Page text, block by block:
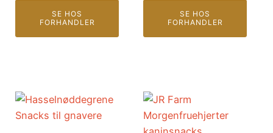
SE HOS
FORHANDLER
SE HOS
FORHANDLER